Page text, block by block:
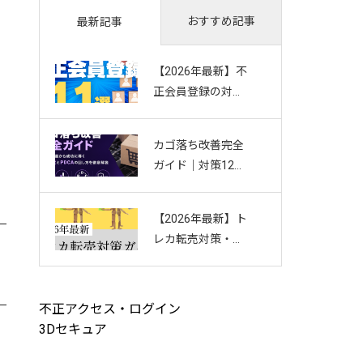
最新記事 おすすめ記事
【2026年最新】不
正会員登録の対策
アドを防ぐお悩み
別ガイド
カゴ落ち改善完全
ガイド｜対策12選
回し方を徹底解説
【2026年最新】ト
レカ転売対策・完
不正アクセス・ログイン
3Dセキュア